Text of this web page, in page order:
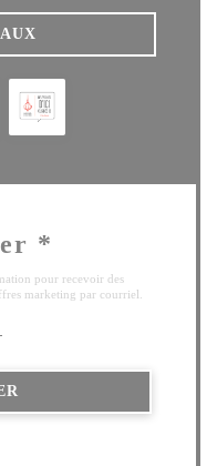
*
pour recevoir des
marketing par courriel.